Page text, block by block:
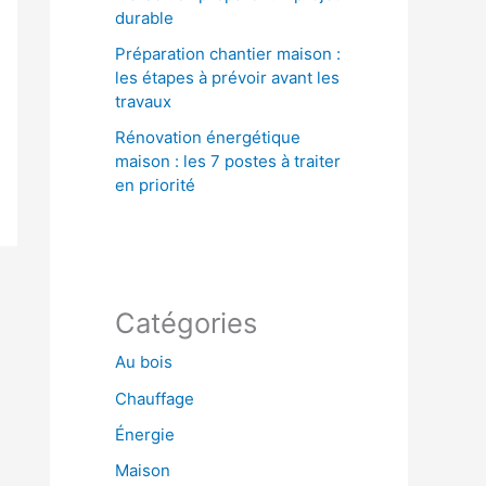
durable
Préparation chantier maison :
les étapes à prévoir avant les
travaux
Rénovation énergétique
maison : les 7 postes à traiter
en priorité
Catégories
Au bois
Chauffage
Énergie
Maison